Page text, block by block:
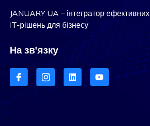
JANUARY UA – інтегратор ефективних
IT-рішень для бізнесу
На зв'язку